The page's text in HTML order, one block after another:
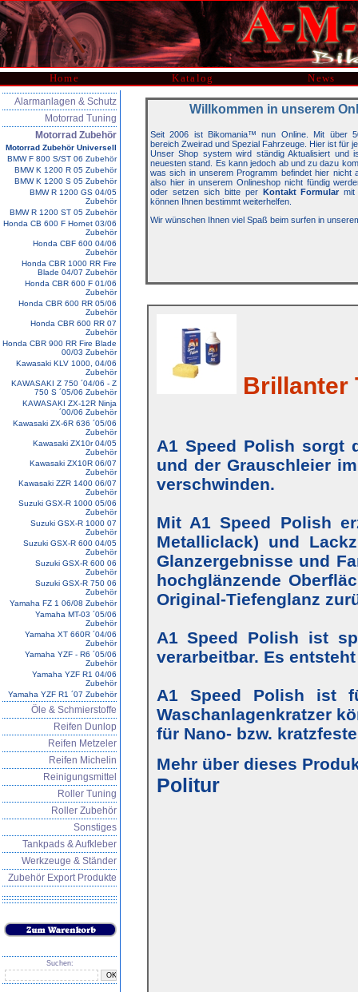
Home Katalog News
Alarmanlagen & Schutz
Motorrad Tuning
Motorrad Zubehör
Motorrad Zubehör Universell
BMW F 800 S/ST 06 Zubehör
BMW K 1200 R 05 Zubehör
BMW K 1200 S 05 Zubehör
BMW R 1200 GS 04/05
Zubehör
BMW R 1200 ST 05 Zubehör
Honda CB 600 F Hornet 03/06
Zubehör
Honda CBF 600 04/06
Zubehör
Honda CBR 1000 RR Fire
Blade 04/07 Zubehör
Honda CBR 600 F 01/06
Zubehör
Honda CBR 600 RR 05/06
Zubehör
Honda CBR 600 RR 07
Zubehör
Honda CBR 900 RR Fire Blade
00/03 Zubehör
Kawasaki KLV 1000, 04/06
Zubehör
KAWASAKI Z 750 ´04/06 - Z
750 S ´05/06 Zubehör
KAWASAKI ZX-12R Ninja
´00/06 Zubehör
Kawasaki ZX-6R 636 ´05/06
Zubehör
Kawasaki ZX10r 04/05
Zubehör
Kawasaki ZX10R 06/07
Zubehör
Kawasaki ZZR 1400 06/07
Zubehör
Suzuki GSX-R 1000 05/06
Zubehör
Suzuki GSX-R 1000 07
Zubehör
Suzuki GSX-R 600 04/05
Zubehör
Suzuki GSX-R 600 06
Zubehör
Suzuki GSX-R 750 06
Zubehör
Yamaha FZ 1 06/08 Zubehör
Yamaha MT-03 ´05/06
Zubehör
Yamaha XT 660R ´04/06
Zubehör
Yamaha YZF - R6 ´05/06
Zubehör
Yamaha YZF R1 04/06
Zubehör
Yamaha YZF R1 ´07 Zubehör
Öle & Schmierstoffe
Reifen Dunlop
Reifen Metzeler
Reifen Michelin
Reinigungsmittel
Roller Tuning
Roller Zubehör
Sonstiges
Tankpads & Aufkleber
Werkzeuge & Ständer
Zubehör Export Produkte
Suchen:
Willkommen in unserem
Seit 2006 ist Bikomania™ nun Online. Mit über
bereich Zweirad und Spezial Fahrzeuge. Hier ist für
Unser Shop system wird ständig Aktualisiert und
neuesten stand. Es kann jedoch ab und zu dazu
was sich in unserem Programm befindet hier nicht
also hier in unserem Onlineshop nicht fündig
oder setzen sich bitte per Kontakt Formularmit
können Ihnen bestimmt weiterhelfen.
Wir wünschen Ihnen viel Spaß beim surfen in
Brillanter
A1 Speed Polish sorgt
und der Grauschleier
verschwinden.
Mit A1 Speed Polish
Metalliclack) und
Glanzergebnisse und
hochglänzende
Original-Tiefenglanz
A1 Speed Polish ist
verarbeitbar. Es
A1 Speed Polish ist
Waschanlagenkratzer
für Nano- bzw.
Mehr über dieses
Politur